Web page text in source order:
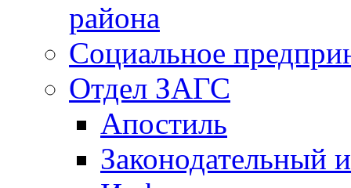
района
Социальное
Отдел ЗАГС
Апостиль
Законодательный